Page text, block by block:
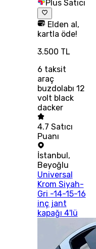
Plus Satıcı
Elden al,
kartla öde!
3.500 TL
6 taksit
araç
buzdolabı 12
volt black
dacker
4.7 Satıcı
Puanı
İstanbul,
Beyoğlu
Universal
Krom Siyah-
Gri -14-15-16
inç jant
kapağı 4'lü